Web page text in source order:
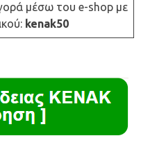
μέσω του e-shop με
kenak50